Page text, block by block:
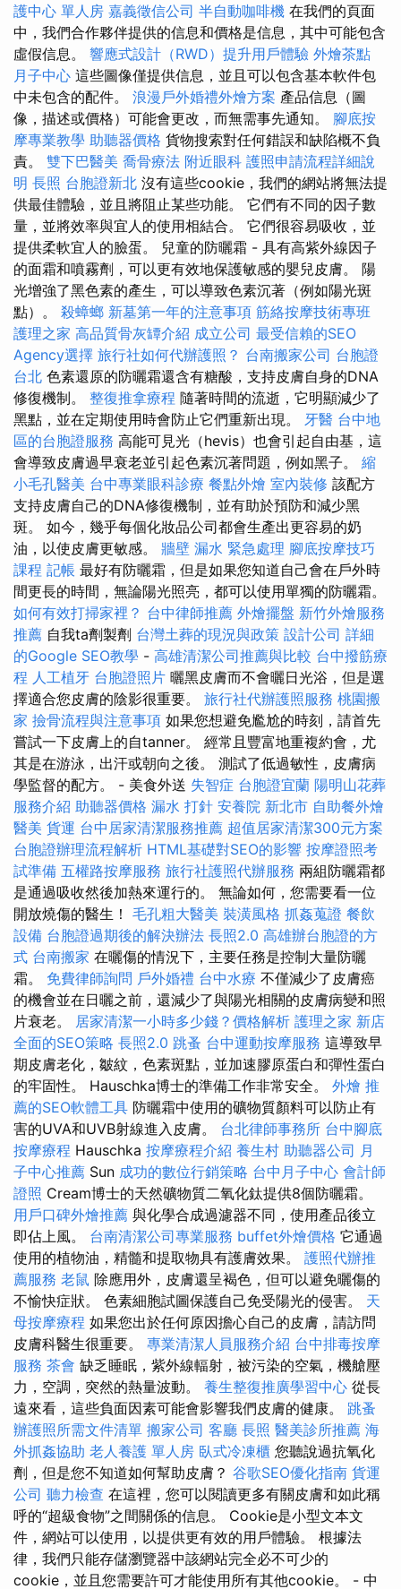
護中心 單人房 嘉義徵信公司 半自動咖啡機 在我們的頁面
中，我們合作夥伴提供的信息和價格是信息，其中可能包含
虛假信息。 響應式設計（RWD）提升用戶體驗 外燴茶點
月子中心 這些圖像僅提供信息，並且可以包含基本軟件包
中未包含的配件。 浪漫戶外婚禮外燴方案 產品信息（圖
像，描述或價格）可能會更改，而無需事先通知。 腳底按
摩專業教學 助聽器價格 貨物搜索對任何錯誤和缺陷概不負
責。 雙下巴醫美 喬骨療法 附近眼科 護照申請流程詳細說
明 長照 台胞證新北 沒有這些cookie，我們的網站將無法提
供最佳體驗，並且將阻止某些功能。 它們有不同的因子數
量，並將效率與宜人的使用相結合。 它們很容易吸收，並
提供柔軟宜人的臉蛋。 兒童的防曬霜 - 具有高紫外線因子
的面霜和噴霧劑，可以更有效地保護敏感的嬰兒皮膚。 陽
光增強了黑色素的產生，可以導致色素沉著（例如陽光斑
點）。 殺蟑螂 新墓第一年的注意事項 筋絡按摩技術專班
護理之家 高品質骨灰罈介紹 成立公司 最受信賴的SEO
Agency選擇 旅行社如何代辦護照？ 台南搬家公司 台胞證
台北 色素還原的防曬霜還含有糖酸，支持皮膚自身的DNA
修復機制。 整復推拿療程 隨著時間的流逝，它明顯減少了
黑點，並在定期使用時會防止它們重新出現。 牙醫 台中地
區的台胞證服務 高能可見光（hevis）也會引起自由基，這
會導致皮膚過早衰老並引起色素沉著問題，例如黑子。 縮
小毛孔醫美 台中專業眼科診療 餐點外燴 室內裝修 該配方
支持皮膚自己的DNA修復機制，並有助於預防和減少黑
斑。 如今，幾乎每個化妝品公司都會生產出更容易的奶
油，以使皮膚更敏感。 牆壁 漏水 緊急處理 腳底按摩技巧
課程 記帳 最好有防曬霜，但是如果您知道自己會在戶外時
間更長的時間，無論陽光照亮，都可以使用單獨的防曬霜。
如何有效打掃家裡？ 台中律師推薦 外燴擺盤 新竹外燴服務
推薦 自我ta劑製劑 台灣土葬的現況與政策 設計公司 詳細
的Google SEO教學 - 高雄清潔公司推薦與比較 台中撥筋療
程 人工植牙 台胞證照片 曬黑皮膚而不會曬日光浴，但是選
擇適合您皮膚的陰影很重要。 旅行社代辦護照服務 桃園搬
家 撿骨流程與注意事項 如果您想避免尷尬的時刻，請首先
嘗試一下皮膚上的自tanner。 經常且豐富地重複約會，尤
其是在游泳，出汗或朝向之後。 測試了低過敏性，皮膚病
學監督的配方。 - 美食外送 失智症 台胞證宜蘭 陽明山花葬
服務介紹 助聽器價格 漏水 打針 安養院 新北市 自助餐外燴
醫美 貨運 台中居家清潔服務推薦 超值居家清潔300元方案
台胞證辦理流程解析 HTML基礎對SEO的影響 按摩證照考
試準備 五權路按摩服務 旅行社護照代辦服務 兩組防曬霜都
是通過吸收然後加熱來運行的。 無論如何，您需要看一位
開放燒傷的醫生！ 毛孔粗大醫美 裝潢風格 抓姦蒐證 餐飲
設備 台胞證過期後的解決辦法 長照2.0 高雄辦台胞證的方
式 台南搬家 在曬傷的情況下，主要任務是控制大量防曬
霜。 免費律師詢問 戶外婚禮 台中水療 不僅減少了皮膚癌
的機會並在日曬之前，還減少了與陽光相關的皮膚病變和照
片衰老。 居家清潔一小時多少錢？價格解析 護理之家 新店
全面的SEO策略 長照2.0 跳蚤 台中運動按摩服務 這導致早
期皮膚老化，皺紋，色素斑點，並加速膠原蛋白和彈性蛋白
的牢固性。 Hauschka博士的準備工作非常安全。 外燴 推
薦的SEO軟體工具 防曬霜中使用的礦物質顏料可以防止有
害的UVA和UVB射線進入皮膚。 台北律師事務所 台中腳底
按摩療程 Hauschka 按摩療程介紹 養生村 助聽器公司 月
子中心推薦 Sun 成功的數位行銷策略 台中月子中心 會計師
證照 Cream博士的天然礦物質二氧化鈦提供8個防曬霜。
用戶口碑外燴推薦 與化學合成過濾器不同，使用產品後立
即佔上風。 台南清潔公司專業服務 buffet外燴價格 它通過
使用的植物油，精髓和提取物具有護膚效果。 護照代辦推
薦服務 老鼠 除應用外，皮膚還呈褐色，但可以避免曬傷的
不愉快症狀。 色素細胞試圖保護自己免受陽光的侵害。 天
母按摩療程 如果您出於任何原因擔心自己的皮膚，請訪問
皮膚科醫生很重要。 專業清潔人員服務介紹 台中排毒按摩
服務 茶會 缺乏睡眠，紫外線輻射，被污染的空氣，機艙壓
力，空調，突然的熱量波動。 養生整復推廣學習中心 從長
遠來看，這些負面因素可能會影響我們皮膚的健康。 跳蚤
辦護照所需文件清單 搬家公司 客廳 長照 醫美診所推薦 海
外抓姦協助 老人養護 單人房 臥式冷凍櫃 您聽說過抗氧化
劑，但是您不知道如何幫助皮膚？ 谷歌SEO優化指南 貨運
公司 聽力檢查 在這裡，您可以閱讀更多有關皮膚和如此稱
呼的“超級食物”之間關係的信息。 Cookie是小型文本文
件，網站可以使用，以提供更有效的用戶體驗。 根據法
律，我們只能存儲瀏覽器中該網站完全必不可少的
cookie，並且您需要許可才能使用所有其他cookie。 - 中